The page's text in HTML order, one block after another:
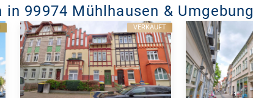
99974 Mühlhausen & Umgebung
VERKAUFT